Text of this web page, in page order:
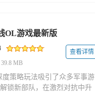
OL游戏最新版
39.8 MB
查看详情
策略玩法吸引了众多军事游
锁新部队，在激烈对抗中升